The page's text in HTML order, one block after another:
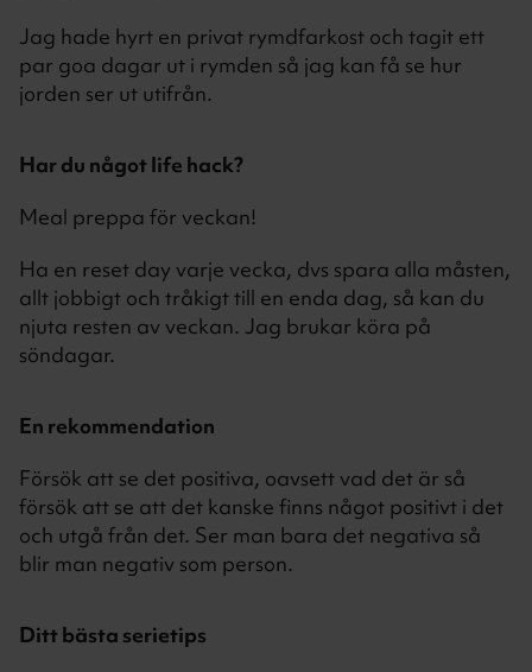
Jag hade hyrt en privat rymdfarkost och tagit ett
par goa dagar ut i rymden så jag kan få se hur
jorden ser ut utifrån.
Har du något life hack?
Meal preppa för veckan!
Ha en reset day varje vecka, dvs spara alla måsten,
allt jobbigt och tråkigt till en enda dag, så kan du
njuta resten av veckan. Jag brukar köra på
söndagar.
En rekommendation
Försök att se det positiva, oavsett vad det är så
försök att se att det kanske finns något positivt i det
och utgå från det. Ser man bara det negativa så
blir man negativ som person.
Ditt bästa serietips